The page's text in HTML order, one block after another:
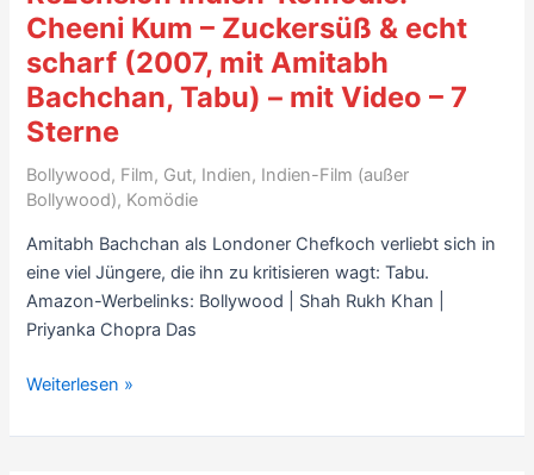
Shabana
Azmi)
–
mit
Trailer
–
7
Sterne
Cheeni Kum – Zuckersüß & echt
scharf (2007, mit Amitabh
Bachchan, Tabu) – mit Video – 7
Sterne
Bollywood, Film, Gut, Indien, Indien-Film (außer
Bollywood), Komödie
Amitabh Bachchan als Londoner Chefkoch verliebt sich in
eine viel Jüngere, die ihn zu kritisieren wagt: Tabu.
Amazon-Werbelinks: Bollywood | Shah Rukh Khan |
Priyanka Chopra Das
Rezension
Komödie:
Weiterlesen »